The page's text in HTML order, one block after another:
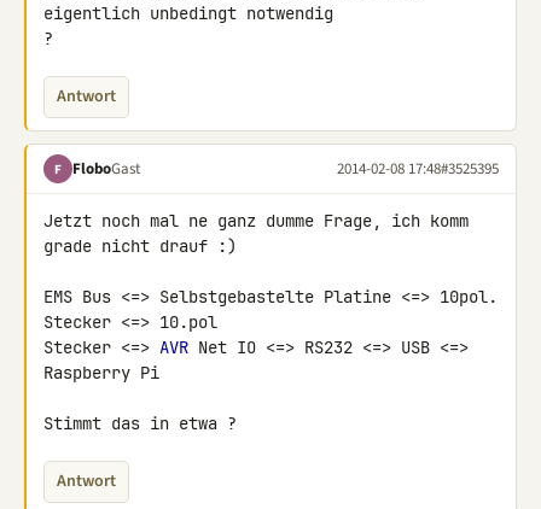
eigentlich unbedingt notwendig
?
Antwort
F FloboGast 2014-02-08 17:48#3525395
Jetzt noch mal ne ganz dumme Frage, ich komm
grade nicht drauf :)
EMS Bus <=> Selbstgebastelte Platine <=> 10pol.
Stecker <=> 10.pol
Stecker <=> AVR Net IO <=> RS232 <=> USB <=>
Raspberry Pi
Stimmt das in etwa ?
Antwort